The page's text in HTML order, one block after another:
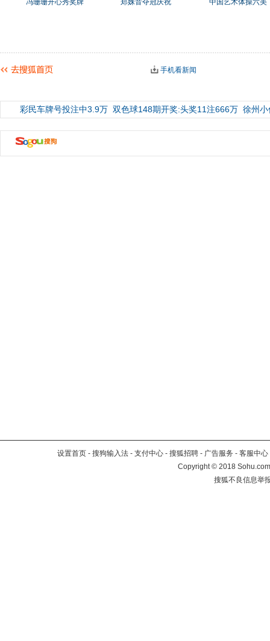
冯珊珊开心秀奖牌 郑姝音夺冠庆祝 中国艺术体操六美
手机看新闻
彩民车牌号投注中3.9万 双色球148期开奖:头奖11注666万 徐州
设置首页 - 搜狗输入法 - 支付中心 - 搜狐招聘 - 广告服务 - 客服中心
Copyright©2018
搜狐不良信息举